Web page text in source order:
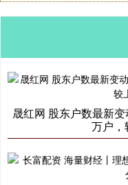
晟红网 股东户数最新
万户，